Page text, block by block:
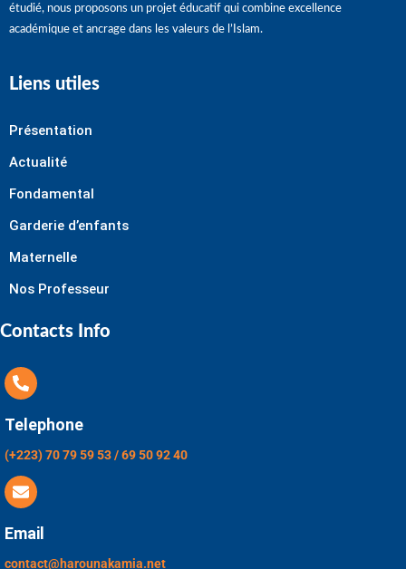
étudié, nous proposons un projet éducatif qui combine excellence
académique et ancrage dans les valeurs de l’Islam.
Liens utiles
Présentation
Actualité
Fondamental
Garderie d’enfants
Maternelle
Nos Professeur
Contacts Info
Telephone
(+223) 70 79 59 53 / 69 50 92 40
Email
contact@harounakamia.net